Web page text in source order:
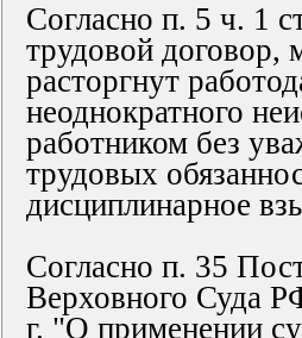
Согласно п. 5 ч. 1
трудовой договор,
расторгнут
неоднократного
работником без
трудовых
дисциплинарное
Согласно п. 35
Верховного Суда
г. "О применении